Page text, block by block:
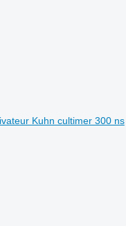
Kuhn cultimer 300 ns